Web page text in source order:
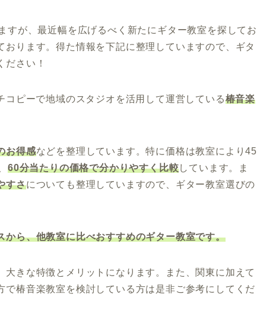
すが、最近幅を広げるべく新たにギター教室を探してお
ります。得た情報を下記に整理していますので、ギタ
ださい！
コピーで地域のスタジオを活用して運営している椿音楽
お得感などを整理しています。特に価格は教室により45
60分当たりの価格で分かりやすく比較しています。ま
すさについても整理していますので、ギター教室選びの
ら、他教室に比べおすすめのギター教室です。
きな特徴とメリットになります。また、関東に加えて
椿音楽教室を検討している方は是非ご参考にしてくだ